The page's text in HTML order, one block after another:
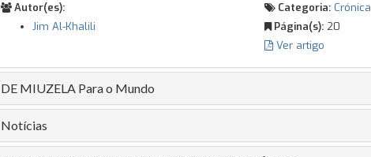
Autor(es):
Jim Al-Khalili
Categoria: Crónica
Página(s): 20
Ver artigo
DE MIUZELA Para o Mundo
Notícias